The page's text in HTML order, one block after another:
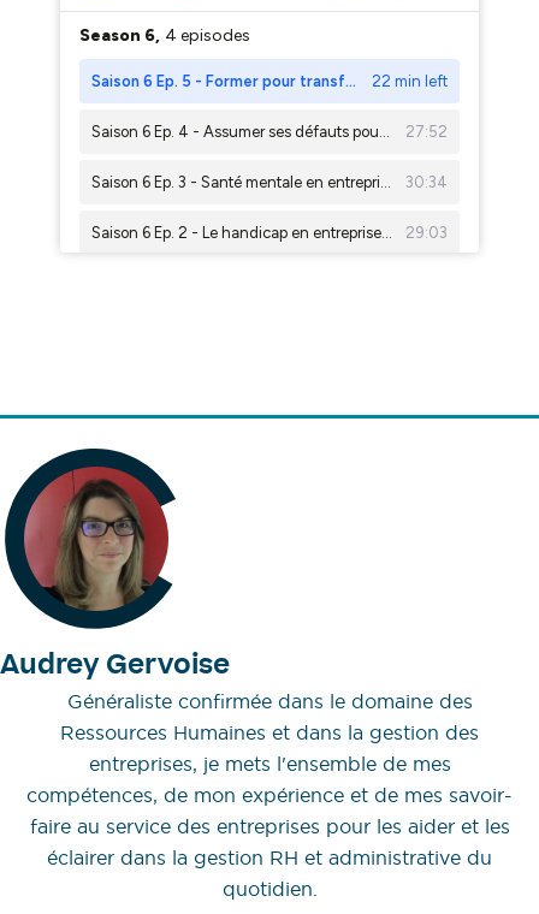
Audrey Gervoise
Généraliste confirmée dans le domaine des
Ressources Humaines et dans la gestion des
entreprises, je mets l'ensemble de mes
compétences, de mon expérience et de mes savoir-
faire au service des entreprises pour les aider et les
éclairer dans la gestion RH et administrative du
quotidien.